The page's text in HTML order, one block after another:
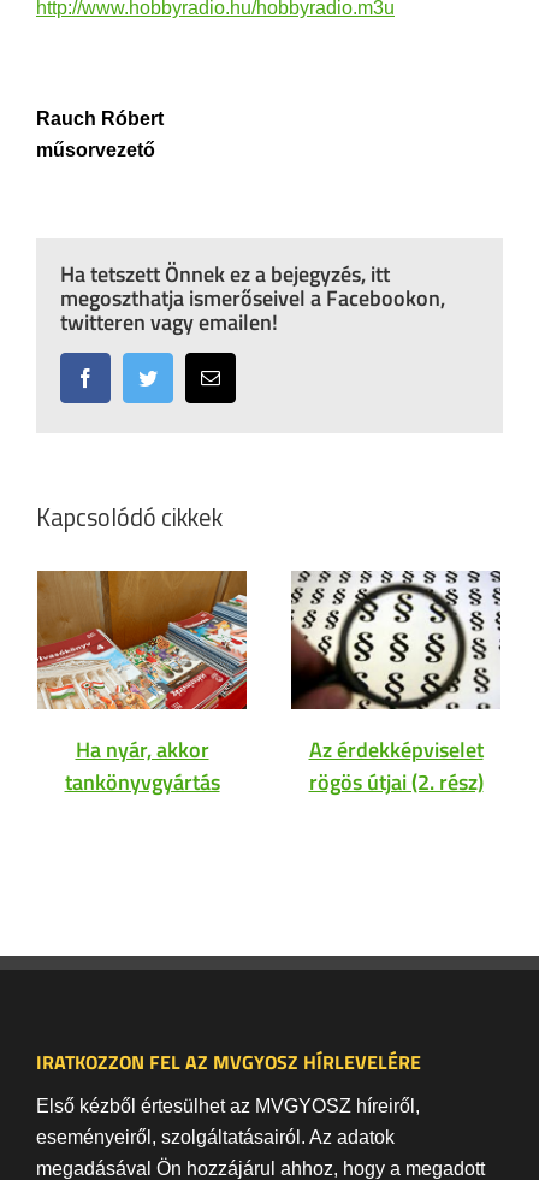
http://www.hobbyradio.hu/hobbyradio.m3u
Rauch Róbert
műsorvezető
Ha tetszett Önnek ez a bejegyzés, itt
megoszthatja ismerőseivel a Facebookon,
twitteren vagy emailen!
FacebookTwitter Email:
Kapcsolódó cikkek
Ha nyár, akkor
tankönyvgyártás
Az érdekképviselet
rögös útjai (2. rész)
IRATKOZZON FEL AZ MVGYOSZ HÍRLEVELÉRE
Első kézből értesülhet az MVGYOSZ híreiről,
eseményeiről, szolgáltatásairól. Az adatok
megadásával Ön hozzájárul ahhoz, hogy a megadott